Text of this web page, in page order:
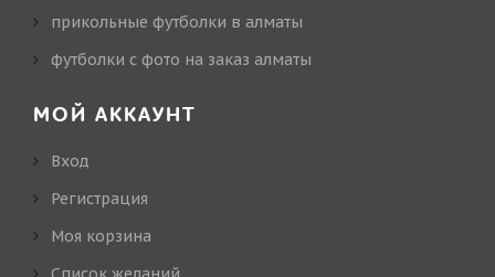
прикольные футболки в алматы
футболки с фото на заказ алматы
МОЙ АККАУНТ
Вход
Регистрация
Моя корзина